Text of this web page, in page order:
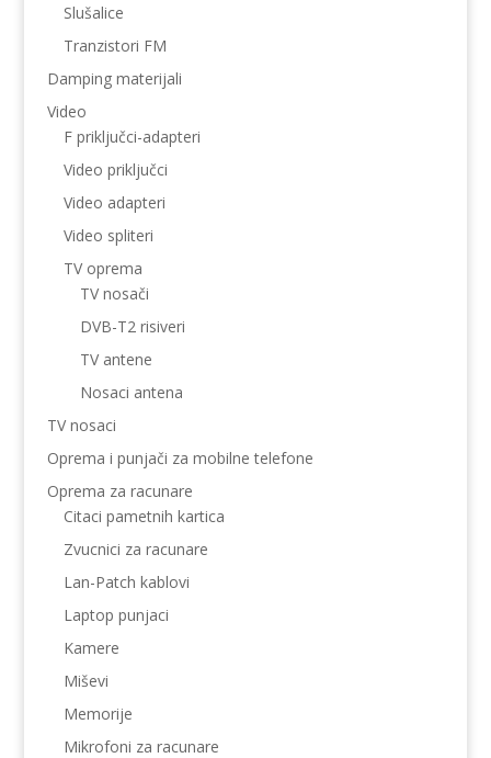
Slušalice
Tranzistori FM
Damping materijali
Video
F priključci-adapteri
Video priključci
Video adapteri
Video spliteri
TV oprema
TV nosači
DVB-T2 risiveri
TV antene
Nosaci antena
TV nosaci
Oprema i punjači za mobilne telefone
Oprema za racunare
Citaci pametnih kartica
Zvucnici za racunare
Lan-Patch kablovi
Laptop punjaci
Kamere
Miševi
Memorije
Mikrofoni za racunare